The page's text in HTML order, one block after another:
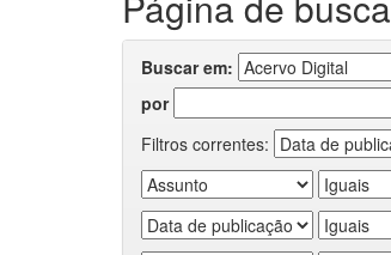
Buscar em:
por
Filtros correntes: